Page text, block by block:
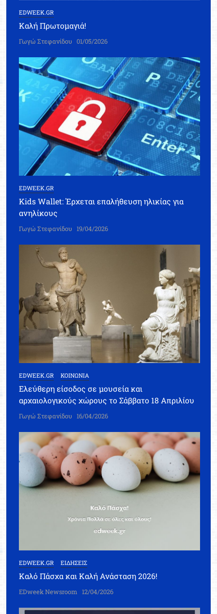
EDWEEK.GR
Καλή Πρωτομαγιά!
Γωγώ Στεφανίδου 01/05/2026
EDWEEK.GR
Kids Wallet: Έρχεται επαλήθευση ηλικίας για
ανηλίκους
Γωγώ Στεφανίδου 19/04/2026
EDWEEK.GR ΚΟΙΝΩΝΙΑ
Ελεύθερη είσοδος σε μουσεία και
αρχαιολογικούς χώρους το Σάββατο 18 Απριλίου
Γωγώ Στεφανίδου 16/04/2026
EDWEEK.GR ΕΙΔΗΣΕΙΣ
Καλό Πάσχα και Καλή Ανάσταση 2026!
EDweek Newsroom 12/04/2026